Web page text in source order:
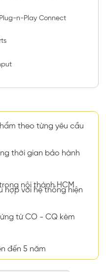
n-Play Connect
theo từng yêu cầu
thời gian bảo hành
nội thành HCM
hợp với hệ thống hiện
từ CO - CQ kèm
đến 5 năm